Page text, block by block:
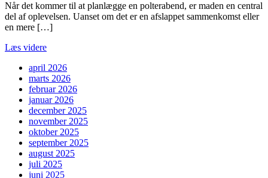
Når det kommer til at planlægge en polterabend, er maden en central
del af oplevelsen. Uanset om det er en afslappet sammenkomst eller
en mere […]
Læs videre
april 2026
marts 2026
februar 2026
januar 2026
december 2025
november 2025
oktober 2025
september 2025
august 2025
juli 2025
juni 2025